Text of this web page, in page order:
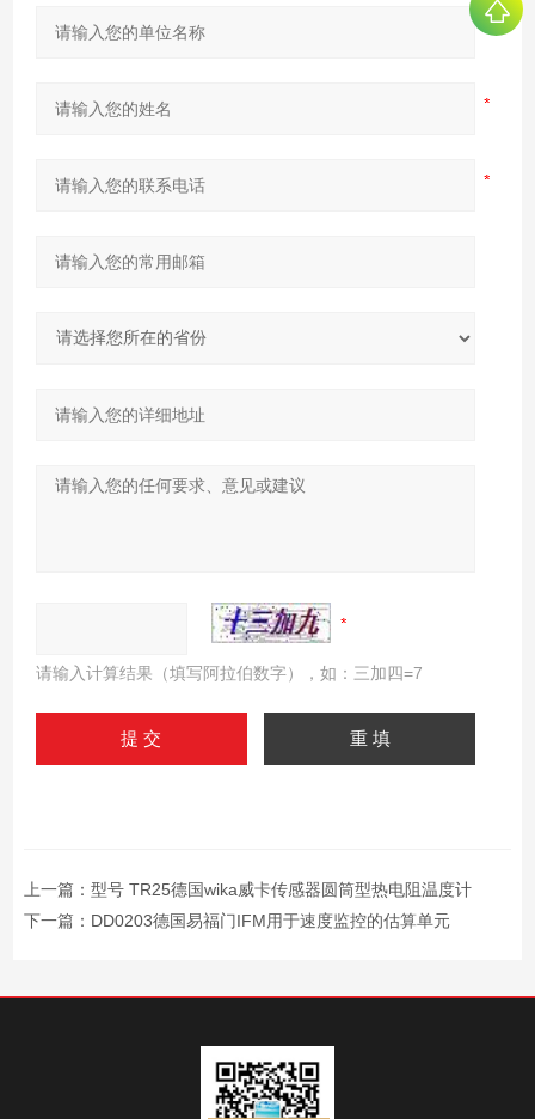
请输入计算结果（填写阿拉伯数字），如：三加四=7
上一篇： 型号 TR25德国wika威卡传感器圆筒型热电阻温度计
下一篇： DD0203德国易福门IFM用于速度监控的估算单元